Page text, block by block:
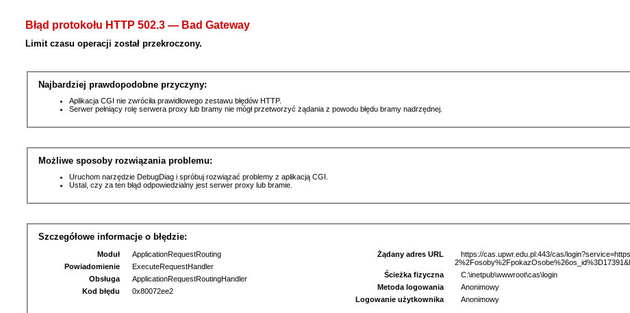
Błąd protokołu HTTP 502.3 — Bad Gateway
Limit czasu operacji został przekroczony.
Najbardziej prawdopodobne przyczyny:
Aplikacja CGI nie zwróciła prawidłowego zestawu błędów HTTP.
Serwer pełniący rolę serwera proxy lub bramy nie mógł przetworzyć żądania z powodu błędu bramy nadrzędnej.
Możliwe sposoby rozwiązania problemu:
Uruchom narzędzie DebugDiag i spróbuj rozwiązać problemy z aplikacją CGI.
Ustal, czy za ten błąd odpowiedzialny jest serwer proxy lub bramie.
Szczegółowe informacje o błędzie:
Moduł
ApplicationRequestRouting
Powiadomienie
ExecuteRequestHandler
Obsługa
ApplicationRequestRoutingHandler
Kod błędu
0x80072ee2
Żądany adres URL
https://cas.upwr.edu.pl:443/cas/
Ścieżka fizyczna
C:\inetpub\wwwroot\cas\login
Metoda logowania
Anonimowy
Logowanie użytkownika
Anonimowy